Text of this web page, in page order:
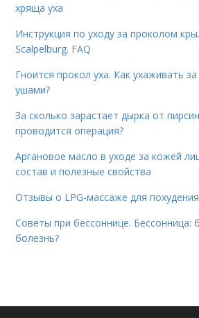
хряща уха
Инструкция по уходу за проколом
Scalpelburg. FAQ
Гноится прокол уха. Как ухаживать
ушами?
За сколько зарастает дырка от
проводится операция?
Аргановое масло в уходе за кожей
состав и полезные свойства
Отзывы о LPG-массаже для
Советы при бессоннице. Бессонница:
болезнь?